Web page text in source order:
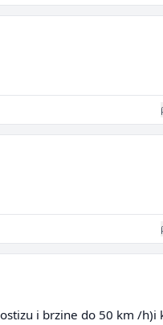
i brzine do 50 km /h)i